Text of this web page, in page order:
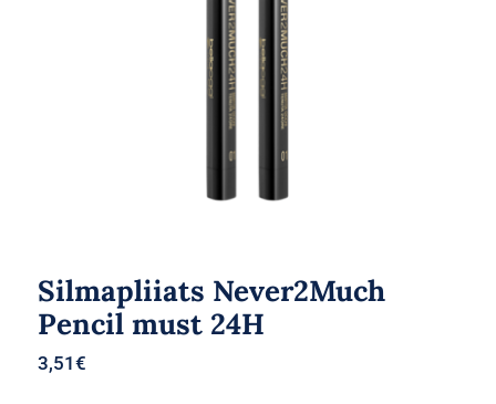
Silmapliiats Never2Much
Pencil must 24H
3,51€